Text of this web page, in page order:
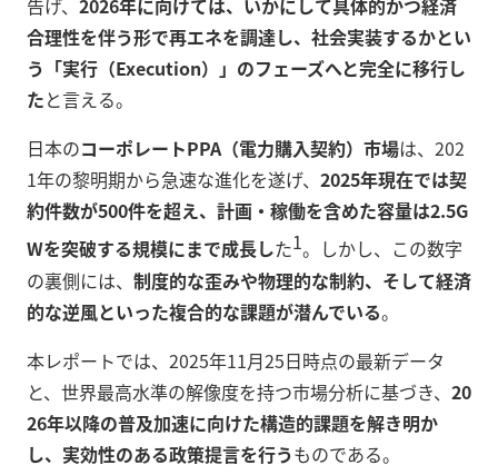
告げ、 2026年に向けては、いかにして具体的かつ経済
合理性を伴う形で再エネを調達し、社会実装するかとい
う「実行（Execution）」のフェーズへと完全に移行し
たと言える。
日本のコーポレートPPA（電力購入契約）市場は、202
1年の黎明期から急速な進化を遂げ、 2025年現在では契
約件数が500件を超え、計画・稼働を含めた容量は2.5G
Wを突破する規模にまで成長した1。しかし、この数字
の裏側には、 制度的な歪みや物理的な制約、そして経済
的な逆風といった複合的な課題が潜んでいる。
本レポートでは、2025年11月25日時点の最新データ
と、世界最高水準の解像度を持つ市場分析に基づき、 20
26年以降の普及加速に向けた構造的課題を解き明か
し、実効性のある政策提言を行うものである。